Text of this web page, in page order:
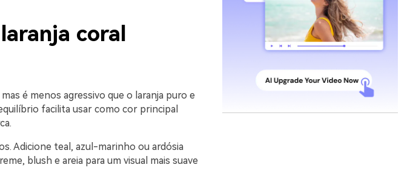
coral
é menos agressivo que o laranja puro e
facilita usar como cor principal
Adicione teal, azul-marinho ou ardósia
blush e areia para um visual mais suave